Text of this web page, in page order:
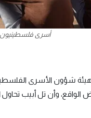
أسرى
شؤون الأسرى
وأن تل أبيب تحاول